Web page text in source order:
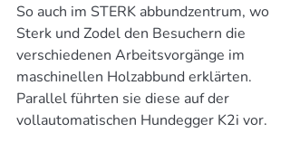
So auch im STERK abbundzentrum, wo
Sterk und Zodel den Besuchern die
verschiedenen Arbeitsvorgänge im
maschinellen Holzabbund erklärten.
Parallel führten sie diese auf der
vollautomatischen Hundegger K2i vor.